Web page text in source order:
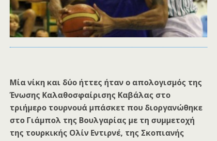
Μία νίκη και δύο ήττες ήταν ο απολογισμός της
Ένωσης Καλαθοσφαίρισης Καβάλας στο
τριήμερο τουρνουά μπάσκετ που διοργανώθηκε
στο Γιάμπολ της Βουλγαρίας με τη συμμετοχή
της τουρκικής Ολίν Εντιρνέ, της Σκοπιανής